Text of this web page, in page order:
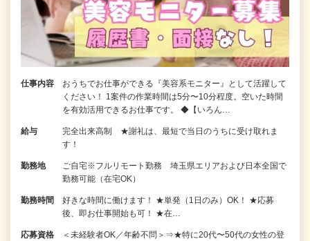
仕事内容
おうちでお仕事ができる『美容系モニター』として活躍して
ください！ 1案件の作業時間は5分〜10分程度。空いた時間
を有効活用できるお仕事です。 ◆【いろん…
給与
完全出来高制 ★謝礼は、最短で当日のうちに受け取れま
す！
勤務地
ご自宅※フルリモート勤務 埼玉県エリアおよび日本全国で
勤務可能（在宅OK）
勤務時間
好きな時間に働けます！ ★単発（1日のみ）OK！ ★応募
後、即お仕事開始も可！ ★在…
応募資格
＜未経験者OK／年齢不問＞⇒★特に20代〜50代の女性の登